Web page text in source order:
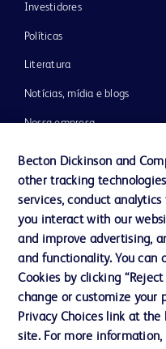
Investidores
Políticas
Literatura
Notícias, mídia e blogs
Nossa empresa
Suporte
Fale conosco
Preferências de cookies
Privacidade
Termos de uso
Becton Dickinson and
other tracking
services, conduct
you interact with our
and improve advertising,
and functionality. You can
Cookies by clicking
change or customize your
Privacy Choices link at
site. For more